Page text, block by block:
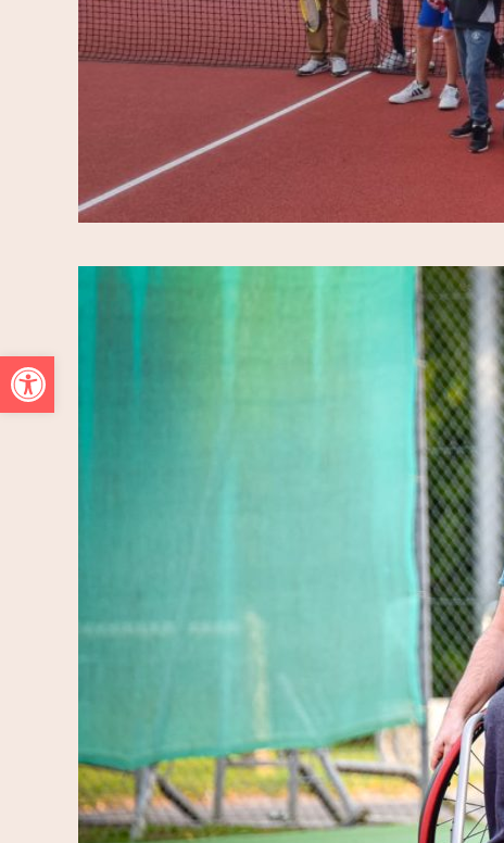
Ouvrir la barre d’outils